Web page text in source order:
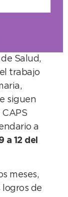
Salud,
trabajo
siguen
a
a 12 del
meses,
de